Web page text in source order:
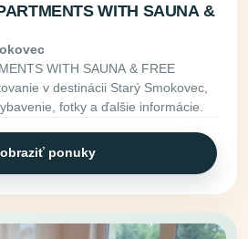
WITH SAUNA &
WITH SAUNA & FREE
v destinácii Starý Smokovec,
fotky a ďalšie informácie.
ponuky